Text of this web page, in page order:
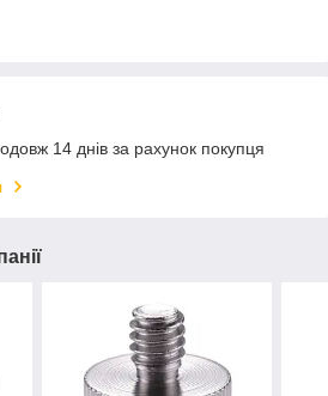
14 днів за рахунок покупця